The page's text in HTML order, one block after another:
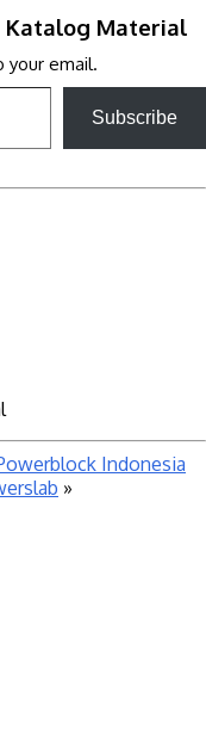
Material
email.
Subscribe
Indonesia
»